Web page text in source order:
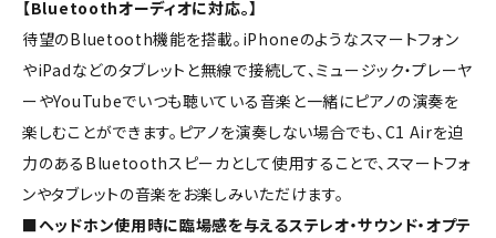
【Bluetoothオーディオに対応。】
待望のBluetooth機能を搭載。iPhoneのようなスマートフォン
やiPadなどのタブレットと無線で接続して、ミュージック・プレーヤ
ーやYouTubeでいつも聴いている音楽と一緒にピアノの演奏を
楽しむことができます。ピアノを演奏しない場合でも、C1 Airを迫
力のあるBluetoothスピーカとして使用することで、スマートフォ
ンやタブレットの音楽をお楽しみいただけます。
■ヘッドホン使用時に臨場感を与えるステレオ・サウンド・オプテ